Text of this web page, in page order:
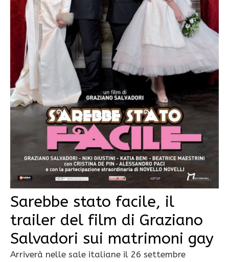
Sarebbe stato facile, il
trailer del film di Graziano
Salvadori sui matrimoni gay
Arriverà nelle sale italiane il 26 settembre